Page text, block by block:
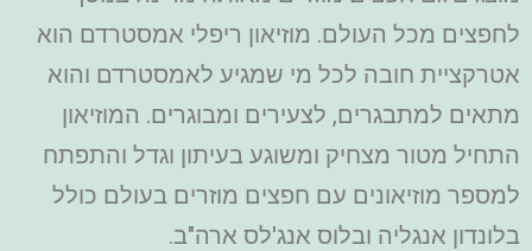
לחפצים מכל העולם. מוזיאון ריפלי אמסטרדם הוא
אטרקציית חובה לכל מי שמגיע לאמסטרדם והוא
מתאים למתבגרים, לצעירים ומבוגרים. המוזיאון
התחיל מטור מצחיק ומשוגע בעיתון וגדל והתפתח
למספר מוזיאונים עם חפצים מוזרים בעולם כולל
בלונדון אנגליה ובלוס אנג'לס ארה"ב.